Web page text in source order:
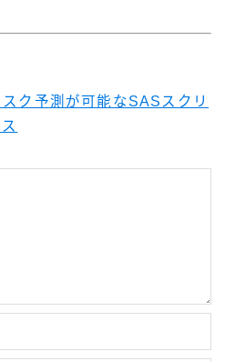
ク予測が可能なSASスクリ